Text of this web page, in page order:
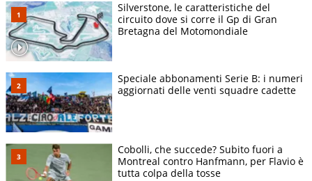
Silverstone, le caratteristiche del
circuito dove si corre il Gp di Gran
Bretagna del Motomondiale
Speciale abbonamenti Serie B: i numeri
aggiornati delle venti squadre cadette
Cobolli, che succede? Subito fuori a
Montreal contro Hanfmann, per Flavio è
tutta colpa della tosse